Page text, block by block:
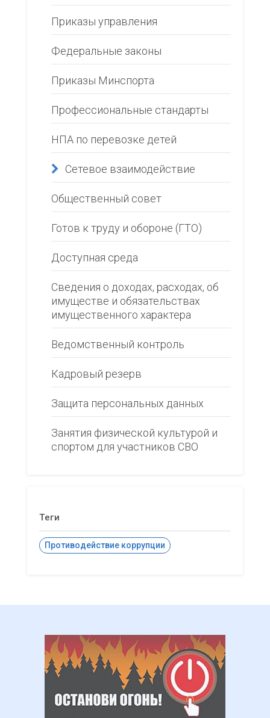
Приказы управления
Федеральные законы
Приказы Минспорта
Профессиональные стандарты
НПА по перевозке детей
Сетевое взаимодействие
Общественный совет
Готов к труду и обороне (ГТО)
Доступная среда
Сведения о доходах, расходах, об
имуществе и обязательствах
имущественного характера
Ведомственный контроль
Кадровый резерв
Защита персональных данных
Занятия физической культурой и
спортом для участников СВО
Теги
Противодействие коррупции